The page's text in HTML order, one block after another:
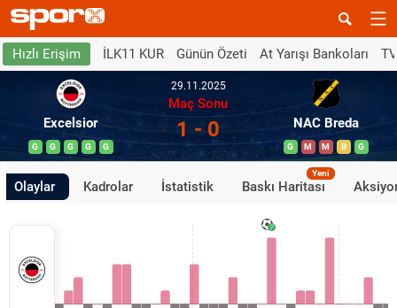
Hızlı Erişim İLK11 KUR Günün Özeti At Yarışı Bankoları
Excelsior
G G G G G
29.11.2025
Maç Sonu
1 - 0 NAC Breda
G M M B G
Olaylar Kadrolar İstatistik Baskı Haritası
Yeni